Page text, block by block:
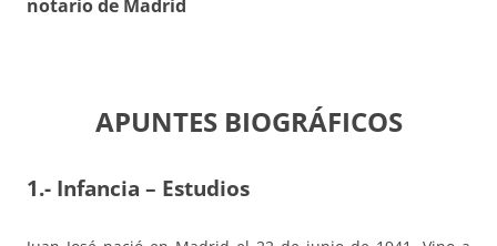
notario de Madrid
APUNTES BIOGRÁFICOS
1.- Infancia – Estudios